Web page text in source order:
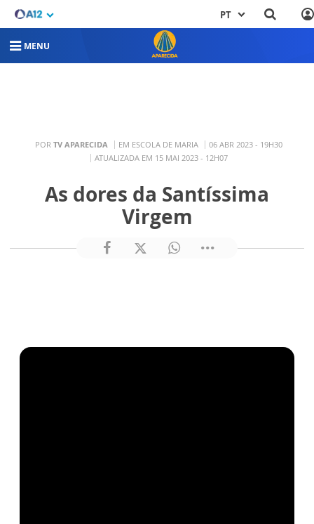
PT
MENU
POR TV APARECIDA EM ESCOLA DE MARIA
06 ABR 2023 - 19H30
ATUALIZADA EM 15 MAI 2023 - 12H07
As dores da Santíssima
Virgem